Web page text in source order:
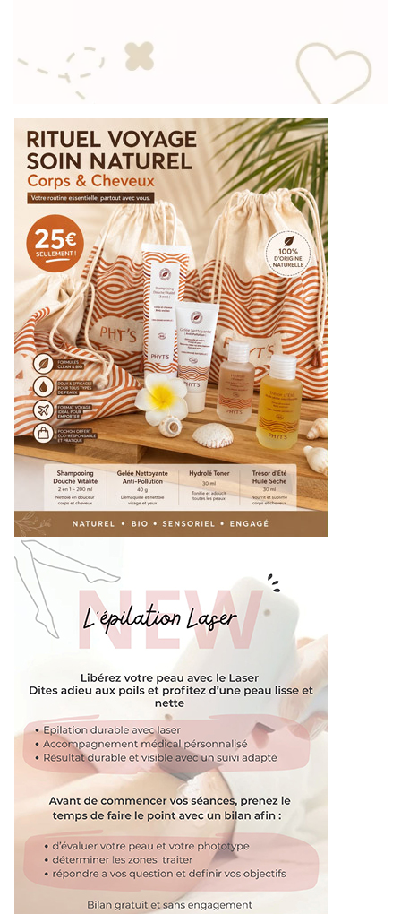
Bronzage
Epilation définitive
Enfants / Ados
Homme